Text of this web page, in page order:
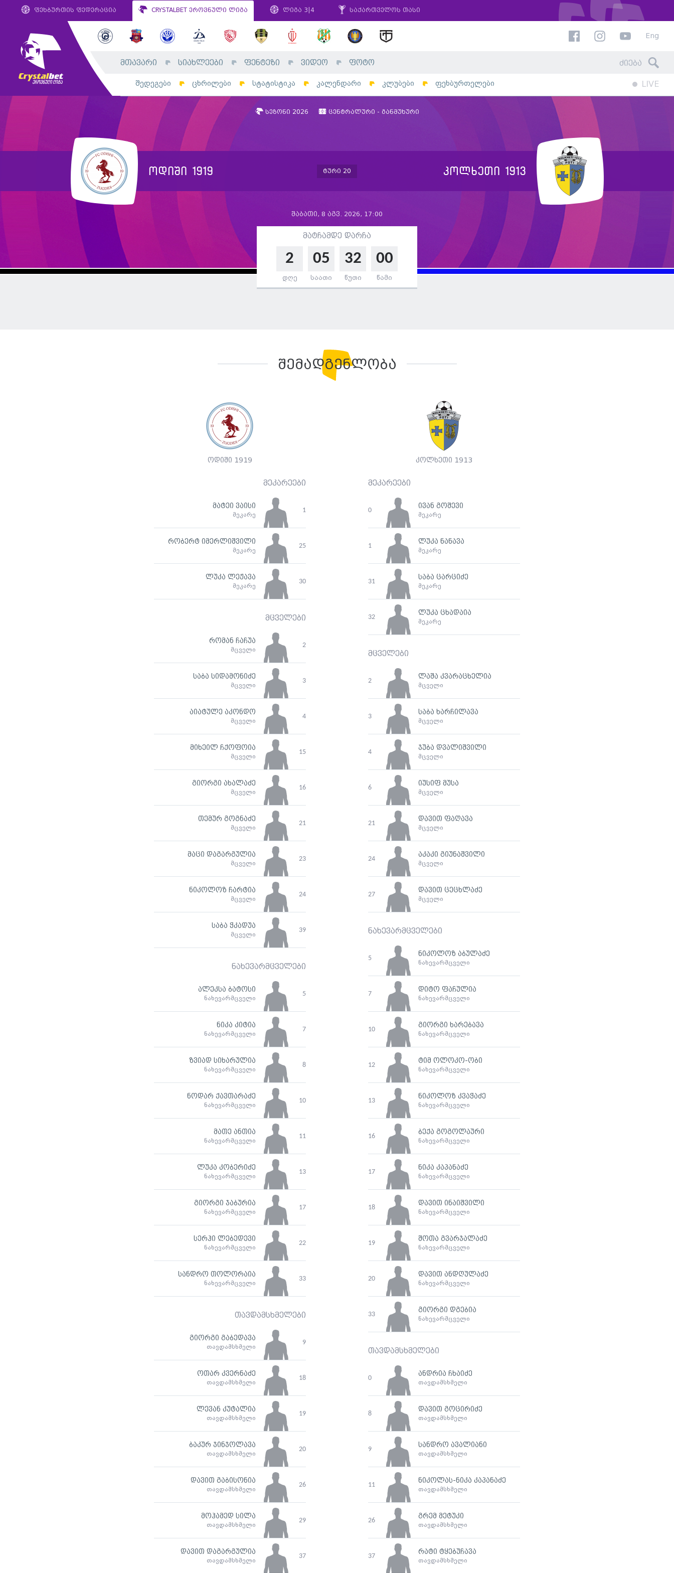
ფეხბურთის ფედერაცია CRYSTALBET ეროვნული ლიგა ლიგა 3|4 საქართველოს თასი
Eng
მთავარი სიახლეები ფენტეზი ვიდეო ფოტო
შედეგები ცხრილები სტატისტიკა კალენდარი კლუბები ფეხბურთელები LIVE
სეზონი 2026 ცენტრალური - განმუხური
ოდიში 1919 ტური 20 კოლხეთი 1913
შაბათი, 8 აგვ. 2026, 17:00
მატჩამდე დარჩა
2
დღე
05
საათი
31
წუთი
59
წამი
შემადგენლობა
ოდიში 1919
მეკარეები
1
მატეი ვაისი
მეკარე
25
რობერტ იმერლიშვილი
მეკარე
30
ლუკა ლეჟავა
მეკარე
მცველები
2
რომან ჩაჩუა
მცველი
3
საბა სიდამონიძე
მცველი
4
აიატულე აკონდო
მცველი
15
მიხეილ ჩქოფოია
მცველი
16
გიორგი ახალაძე
მცველი
21
თემურ გოგნაძე
მცველი
23
მაცი დაგარგულია
მცველი
24
ნიკოლოზ ჩარტია
მცველი
39
საბა ჭკადუა
მცველი
ნახევარმცველები
5
ალეკსა ბატოსი
ნახევარმცველი
7
ნიკა კიტია
ნახევარმცველი
8
ზვიად სიხარულია
ნახევარმცველი
10
ნოდარ ქავთარაძე
ნახევარმცველი
11
მათე ანთია
ნახევარმცველი
13
ლუკა კობერიძე
ნახევარმცველი
17
გიორგი ჯაბურია
ნახევარმცველი
22
სერჰი ლებედევი
ნახევარმცველი
33
სანდრო თოლორაია
ნახევარმცველი
თავდამსხმელები
9
გიორგი გაბედავა
თავდამსხმელი
18
ოთარ კვერნაძე
თავდამსხმელი
19
ლევან კუტალია
თავდამსხმელი
20
ბაკურ ჯინჯოლავა
თავდამსხმელი
26
დავით გაბისონია
თავდამსხმელი
29
მოჰამედ სილა
თავდამსხმელი
37
დავით დაგარგულია
თავდამსხმელი
კოლხეთი 1913
მეკარეები
0
ივან გოშევი
მეკარე
1
ლუკა ნანავა
მეკარე
31
საბა ცარციძე
მეკარე
32
ლუკა ცხადაია
მეკარე
მცველები
2
ლაშა კვარაცხელია
მცველი
3
საბა ხარჩილავა
მცველი
4
ჯუბა დვალიშვილი
მცველი
6
იუსიფ მუსა
მცველი
21
დავით ფაღავა
მცველი
24
აკაკი გიუნაშვილი
მცველი
27
დავით ცეცხლაძე
მცველი
ნახევარმცველები
5
ნიკოლოზ აბულაძე
ნახევარმცველი
7
დიტო ფაჩულია
ნახევარმცველი
10
გიორგი ხარებავა
ნახევარმცველი
12
ტიმ ოლოკო-ობი
ნახევარმცველი
13
ნიკოლოზ კვაჭაძე
ნახევარმცველი
16
ბექა გოგოლაური
ნახევარმცველი
17
ნიკა კაპანაძე
ნახევარმცველი
18
დავით ინაიშვილი
ნახევარმცველი
19
შოთა გვარჯალაძე
ნახევარმცველი
20
დავით ანდღულაძე
ნახევარმცველი
33
გიორგი დგებია
ნახევარმცველი
თავდამსხმელები
0
ანდრია ჩხაიძე
თავდამსხმელი
8
დავით გოცირიძე
თავდამსხმელი
9
სანდრო ავალიანი
თავდამსხმელი
11
ნიკოლას-ნიკა კაპანაძე
თავდამსხმელი
26
გრემ მეტუკი
თავდამსხმელი
37
რატი ტყებუჩავა
თავდამსხმელი